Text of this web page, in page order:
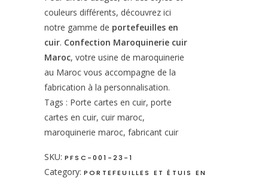
couleurs différents, découvrez ici
notre gamme de portefeuilles en
cuir. Confection Maroquinerie cuir
Maroc, votre usine de maroquinerie
au Maroc vous accompagne de la
fabrication à la personnalisation.
Tags : Porte cartes en cuir, porte
cartes en cuir, cuir maroc,
maroquinerie maroc, fabricant cuir
SKU: PFSC-001-23-1
Category: PORTEFEUILLES ET ÉTUIS EN